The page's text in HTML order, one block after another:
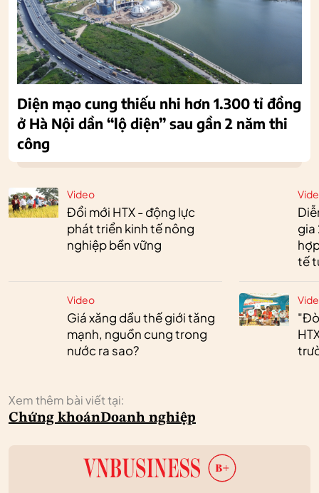
Video
Đổi mới HTX - động lực
phát triển kinh tế nông
nghiệp bền vững
Video
Giá xăng dầu thế giới tăng
mạnh, nguồn cung trong
nước ra sao?
gia
tế
Xem thêm bài viết tại:
Chứng khoánDoanh nghiệp
Diện mạo cung thiếu nhi hơn 1.300 tỉ đồng
ở Hà Nội dần “lộ diện” sau gần 2 năm thi
công